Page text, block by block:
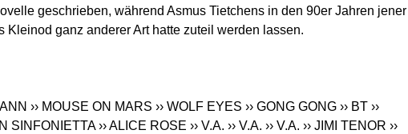
geschrieben, während Asmus Tietchens in den 90er Jahren jener
ganz anderer Art hatte zuteil werden lassen.
›› MOUSE ON MARS ›› WOLF EYES ›› GONG GONG ›› BT ››
SINFONIETTA ›› ALICE ROSE ›› V.A. ›› V.A. ›› V.A. ›› JIMI TENOR ››